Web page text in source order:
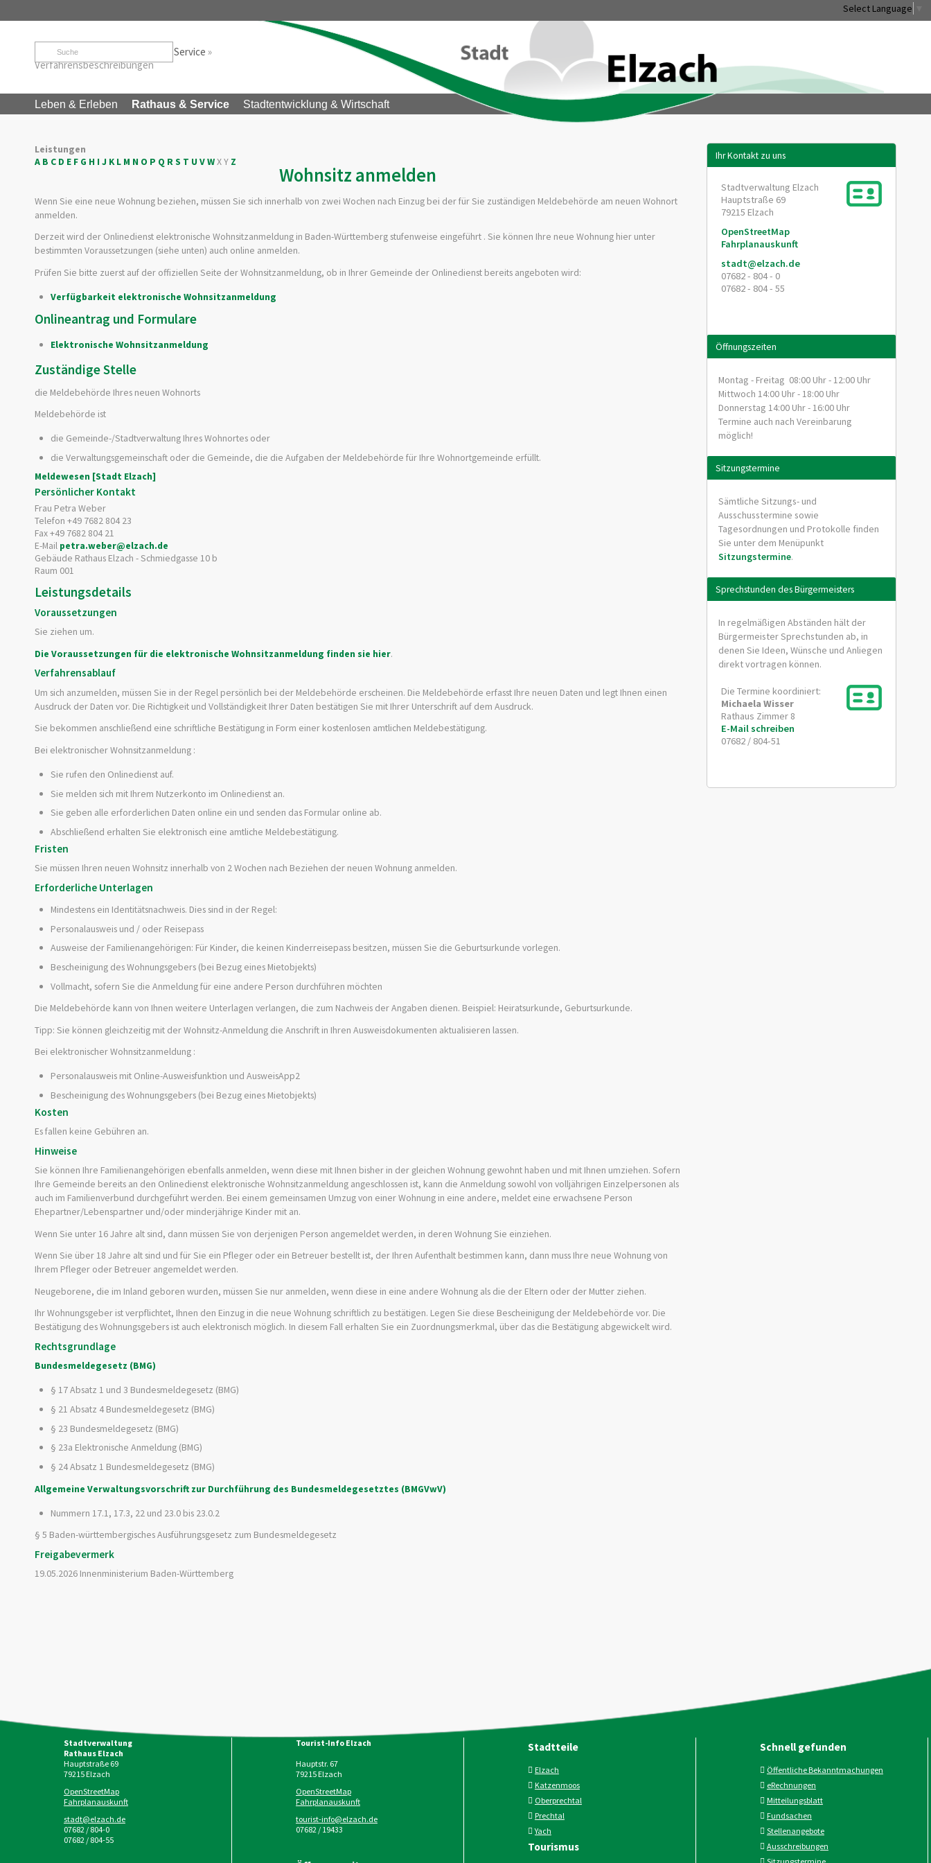
Select Language
Startseite Service »
Verfahrensbeschreibungen
Leben & Erleben Rathaus & Service Stadtentwicklung & Wirtschaft
Leistungen
A B C D E F G H I J K L M N O P Q RS T U VWXY Z
Wohnsitz anmelden
Wenn Sie eine neue Wohnung beziehen, müssen Sie sich innerhalb von zwei Wochen nach Einzug bei der für Sie zuständigen Meldebehörde am neuen Wohnort
anmelden.
Derzeit wird der Onlinedienst elektronische Wohnsitzanmeldung in Baden-Württemberg stufenweise eingeführt . Sie können Ihre neue Wohnung hier unter
bestimmten Voraussetzungen (siehe unten) auch online anmelden.
Prüfen Sie bitte zuerst auf der offiziellen Seite der Wohnsitzanmeldung, ob in Ihrer Gemeinde der Onlinedienst bereits angeboten wird:
Verfügbarkeit elektronische Wohnsitzanmeldung
Onlineantrag und Formulare
Elektronische Wohnsitzanmeldung
Zuständige Stelle
die Meldebehörde Ihres neuen Wohnorts
Meldebehörde ist
die Gemeinde-/Stadtverwaltung Ihres Wohnortes oder
die Verwaltungsgemeinschaft oder die Gemeinde, die die Aufgaben der Meldebehörde für Ihre Wohnortgemeinde erfüllt.
Meldewesen [Stadt Elzach]
Persönlicher Kontakt
Frau Petra Weber
Telefon +49 7682 804 23
Fax+49 7682 804 21
E-Mail petra.weber@elzach.de
Gebäude Rathaus Elzach - Schmiedgasse 10 b
Raum 001
Leistungsdetails
Voraussetzungen
Sie ziehen um.
Die Voraussetzungen für die elektronische Wohnsitzanmeldung finden sie hier.
Verfahrensablauf
Um sich anzumelden, müssen Sie in der Regel persönlich bei der Meldebehörde erscheinen. Die Meldebehörde erfasst Ihre neuen Daten und legt Ihnen einen
Ausdruck der Daten vor. Die Richtigkeit und Vollständigkeit Ihrer Daten bestätigen Sie mit Ihrer Unterschrift auf dem Ausdruck.
Sie bekommen anschließend eine schriftliche Bestätigung in Form einer kostenlosen amtlichen Meldebestätigung.
Bei elektronischer Wohnsitzanmeldung :
Sie rufen den Onlinedienst auf.
Sie melden sich mit Ihrem Nutzerkonto im Onlinedienst an.
Sie geben alle erforderlichen Daten online ein und senden das Formular online ab.
Abschließend erhalten Sie elektronisch eine amtliche Meldebestätigung.
Fristen
Sie müssen Ihren neuen Wohnsitz innerhalb von 2 Wochen nach Beziehen der neuen Wohnung anmelden.
Erforderliche Unterlagen
Mindestens ein Identitätsnachweis. Dies sind in der Regel:
Personalausweis und / oder Reisepass
Ausweise der Familienangehörigen: Für Kinder, die keinen Kinderreisepass besitzen, müssen Sie die Geburtsurkunde vorlegen.
Bescheinigung des Wohnungsgebers (bei Bezug eines Mietobjekts)
Vollmacht, sofern Sie die Anmeldung für eine andere Person durchführen möchten
Die Meldebehörde kann von Ihnen weitere Unterlagen verlangen, die zum Nachweis der Angaben dienen. Beispiel: Heiratsurkunde, Geburtsurkunde.
Tipp: Sie können gleichzeitig mit der Wohnsitz-Anmeldung die Anschrift in Ihren Ausweisdokumenten aktualisieren lassen.
Bei elektronischer Wohnsitzanmeldung :
Personalausweis mit Online-Ausweisfunktion und AusweisApp2
Bescheinigung des Wohnungsgebers (bei Bezug eines Mietobjekts)
Kosten
Es fallen keine Gebühren an.
Hinweise
Sie können Ihre Familienangehörigen ebenfalls anmelden, wenn diese mit Ihnen bisher in der gleichen Wohnung gewohnt haben und mit Ihnen umziehen. Sofern
Ihre Gemeinde bereits an den Onlinedienst elektronische Wohnsitzanmeldung angeschlossen ist, kann die Anmeldung sowohl von volljährigen Einzelpersonen als
auch im Familienverbund durchgeführt werden. Bei einem gemeinsamen Umzug von einer Wohnung in eine andere, meldet eine erwachsene Person
Ehepartner/Lebenspartner und/oder minderjährige Kinder mit an.
Wenn Sie unter 16 Jahre alt sind, dann müssen Sie von derjenigen Person angemeldet werden, in deren Wohnung Sie einziehen.
Wenn Sie über 18 Jahre alt sind und für Sie ein Pfleger oder ein Betreuer bestellt ist, der Ihren Aufenthalt bestimmen kann, dann muss Ihre neue Wohnung von
Ihrem Pfleger oder Betreuer angemeldet werden.
Neugeborene, die im Inland geboren wurden, müssen Sie nur anmelden, wenn diese in eine andere Wohnung als die der Eltern oder der Mutter ziehen.
Ihr Wohnungsgeber ist verpflichtet, Ihnen den Einzug in die neue Wohnung schriftlich zu bestätigen. Legen Sie diese Bescheinigung der Meldebehörde vor. Die
Bestätigung des Wohnungsgebers ist auch elektronisch möglich. In diesem Fall erhalten Sie ein Zuordnungsmerkmal, über das die Bestätigung abgewickelt wird.
Rechtsgrundlage
Bundesmeldegesetz (BMG)
§ 17 Absatz 1 und 3 Bundesmeldegesetz (BMG)
§ 21 Absatz 4 Bundesmeldegesetz (BMG)
§ 23 Bundesmeldegesetz (BMG)
§ 23a Elektronische Anmeldung (BMG)
§ 24 Absatz 1 Bundesmeldegesetz (BMG)
Allgemeine Verwaltungsvorschrift zur Durchführung des Bundesmeldegesetztes (BMGVwV)
Nummern 17.1, 17.3, 22 und 23.0 bis 23.0.2
§ 5 Baden-württembergisches Ausführungsgesetz zum Bundesmeldegesetz
Freigabevermerk
19.05.2026 Innenministerium Baden-Württemberg
Ihr Kontakt zu uns
Stadtverwaltung Elzach
Hauptstraße 69
79215 Elzach
OpenStreetMap
Fahrplanauskunft
stadt@elzach.de
07682 - 804 - 0
07682 - 804 - 55
Öffnungszeiten
Montag - Freitag 08:00 Uhr - 12:00 Uhr
Mittwoch 14:00 Uhr - 18:00 Uhr
Donnerstag 14:00 Uhr - 16:00 Uhr
Termine auch nach Vereinbarung
möglich!
Sitzungstermine
Sämtliche Sitzungs- und
Ausschusstermine sowie
Tagesordnungen und Protokolle finden
Sie unter dem Menüpunkt
Sitzungstermine.
Sprechstunden des Bürgermeisters
In regelmäßigen Abständen hält der
Bürgermeister Sprechstunden ab, in
denen Sie Ideen, Wünsche und Anliegen
direkt vortragen können.
Die Termine koordiniert:
Michaela Wisser
Rathaus Zimmer 8
E-Mail schreiben
07682 / 804-51
Stadtverwaltung
Rathaus Elzach
Hauptstraße 69
79215Elzach
OpenStreetMap
Fahrplanauskunft
stadt@elzach.de
07682 / 804-0
07682 / 804-55
Tourist-Info Elzach
Hauptstr. 67
79215Elzach
OpenStreetMap
Fahrplanauskunft
tourist-info@elzach.de
07682 / 19433
Stadtteile
Elzach
Katzenmoos
Oberprechtal
Prechtal
Yach
Tourismus
Schnell gefunden
Öffentliche Bekanntmachungen
eRechnungen
Mitteilungsblatt
Fundsachen
Stellenangebote
Ausschreibungen